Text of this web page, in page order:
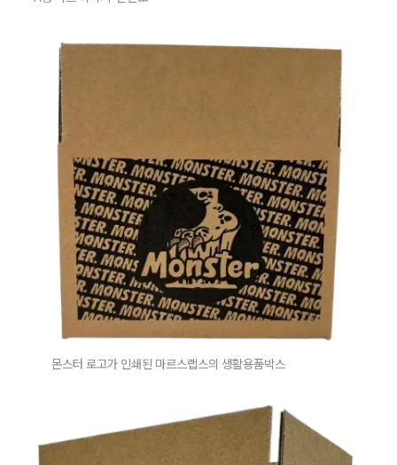
몬스터 로고가 인쇄된 마르스랩스의 생활용품박스